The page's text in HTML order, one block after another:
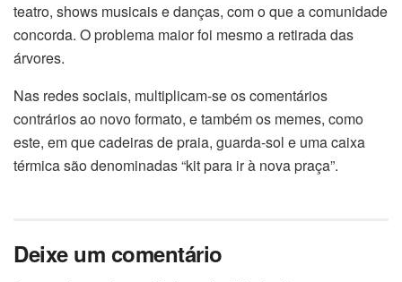
teatro, shows musicais e danças, com o que a comunidade
concorda. O problema maior foi mesmo a retirada das
árvores.
Nas redes sociais, multiplicam-se os comentários
contrários ao novo formato, e também os memes, como
este, em que cadeiras de praia, guarda-sol e uma caixa
térmica são denominadas “kit para ir à nova praça”.
Deixe um comentário